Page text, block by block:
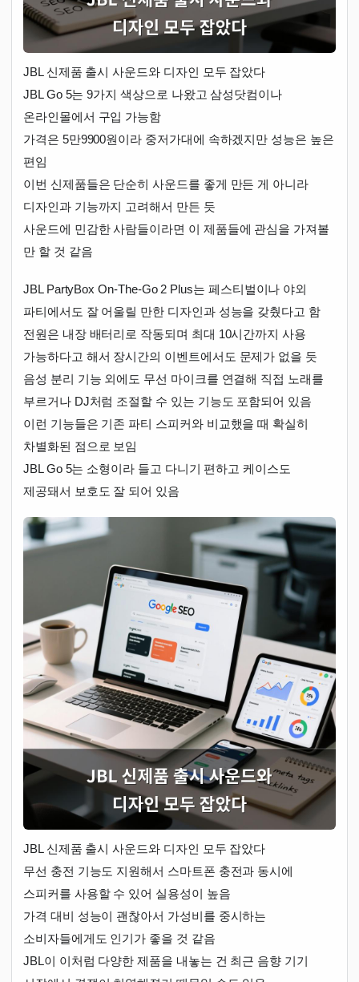
JBL 신제품 출시 사운드와 디자인 모두 잡았다
JBL Go 5는 9가지 색상으로 나왔고 삼성닷컴이나
온라인몰에서 구입 가능함
가격은 5만9900원이라 중저가대에 속하겠지만 성능은 높은
편임
이번 신제품들은 단순히 사운드를 좋게 만든 게 아니라
디자인과 기능까지 고려해서 만든 듯
사운드에 민감한 사람들이라면 이 제품들에 관심을 가져볼
만 할 것 같음
JBL PartyBox On-The-Go 2 Plus는 페스티벌이나 야외
파티에서도 잘 어울릴 만한 디자인과 성능을 갖췄다고 함
전원은 내장 배터리로 작동되며 최대 10시간까지 사용
가능하다고 해서 장시간의 이벤트에서도 문제가 없을 듯
음성 분리 기능 외에도 무선 마이크를 연결해 직접 노래를
부르거나 DJ처럼 조절할 수 있는 기능도 포함되어 있음
이런 기능들은 기존 파티 스피커와 비교했을 때 확실히
차별화된 점으로 보임
JBL Go 5는 소형이라 들고 다니기 편하고 케이스도
제공돼서 보호도 잘 되어 있음
JBL 신제품 출시 사운드와 디자인 모두 잡았다
무선 충전 기능도 지원해서 스마트폰 충전과 동시에
스피커를 사용할 수 있어 실용성이 높음
가격 대비 성능이 괜찮아서 가성비를 중시하는
소비자들에게도 인기가 좋을 것 같음
JBL이 이처럼 다양한 제품을 내놓는 건 최근 음향 기기